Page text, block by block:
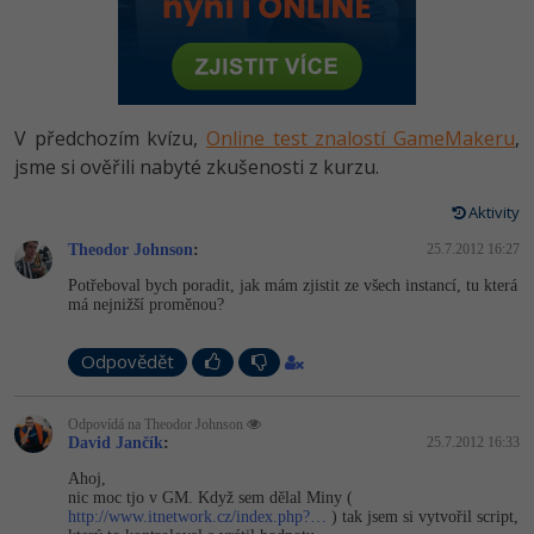
HTML5, CSS3, Bootstrap, SEO
SQL a databáze
Testování a verzování
ASP.NET MVC
Django
Best practices
JavaScript
Python
MS-SQL
SQLite
Vývojář mobilních aplikací
Specialista na AI a bigdata
C# Game developer
Webdesigner
Tester
Systémový administrátor
Grafik / UX/UI návrhář
Databázový analytik
Python -80%
JavaScript -80%
PHP
-80%
Swift
Kotlin -80%
C -80%
VB.NET
Návrh SW -80%
V předchozím kvízu, Online test znalostí GameMakeru,
jsme si ověřili nabyté zkušenosti z kurzu.
Aktivity
Theodor Johnson: 25.7.2012 16:27
Potřeboval bych poradit, jak mám zjistit ze všech instancí, tu která
má nejnižší proměnou?
Odpovědět
Odpovídá na Theodor Johnson
David Jančík: 25.7.2012 16:33
Ahoj,
nic moc tjo v GM. Když sem dělal Miny (
http://www.itnetwork.cz/index.php?… ) tak jsem si vytvořil script,